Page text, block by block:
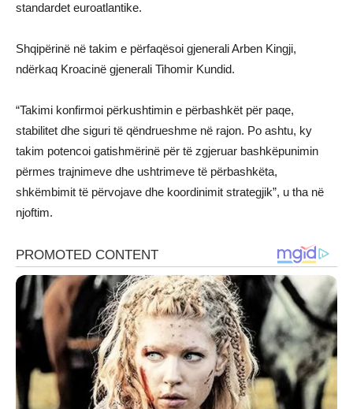
standardet euroatlantike.
Shqipërinë në takim e përfaqësoi gjenerali Arben Kingji,
ndërkaq Kroacinë gjenerali Tihomir Kundid.
“Takimi konfirmoi përkushtimin e përbashkët për paqe,
stabilitet dhe siguri të qëndrueshme në rajon. Po ashtu, ky
takim potencoi gatishmërinë për të zgjeruar bashkëpunimin
përmes trajnimeve dhe ushtrimeve të përbashkëta,
shkëmbimit të përvojave dhe koordinimit strategjik”, u tha në
njoftim.